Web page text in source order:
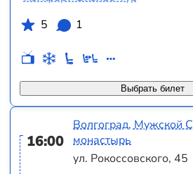
Выбрать билет
5
1
16:00
Волгоград, Мужской
монастырь
ул. Рокоссовского, 45